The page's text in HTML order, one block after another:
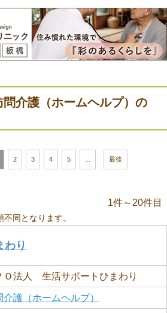
介護（ホームヘルプ）の
2 3 4 5 最後
1件～20件目
同となります。
わり
Ｏ法人 生活サポートひまわり
介護（ホームヘルプ）